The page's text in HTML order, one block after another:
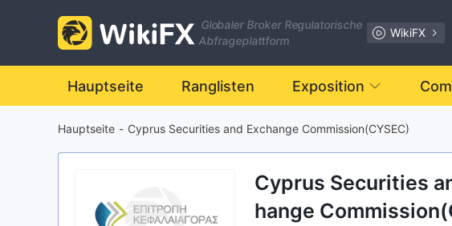
Globaler Broker Regulatorische
Abfrageplattform
WikiFX
Hauptseite Ranglisten Exposition
Hauptseite - Cyprus Securities and Exchange Commission(CYSEC)
Cyprus Securities
hange